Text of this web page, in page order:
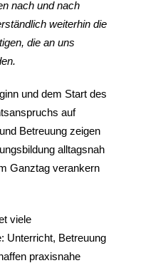
nach und nach
weiterhin die
die an uns
und dem Start des
auf
Betreuung zeigen
alltagsnah
Ganztag verankern
viele
Unterricht, Betreuung
praxisnahe